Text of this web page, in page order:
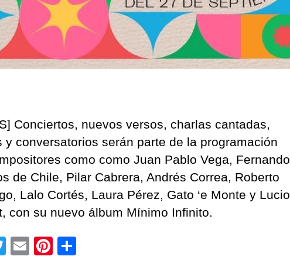
Conciertos, nuevos versos, charlas cantadas,
y conversatorios serán parte de la programación
como como Juan Pablo Vega, Fernando
de Chile, Pilar Cabrera, Andrés Correa, Roberto
Lalo Cortés, Laura Pérez, Gato ‘e Monte y Lucio
con su nuevo álbum Mínimo Infinito.
T
E
Pi